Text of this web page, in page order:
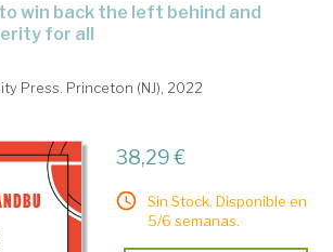
for all
Press. Princeton (NJ), 2022
38,29 €
Sin Stock. Disponible en
5/6 semanas.